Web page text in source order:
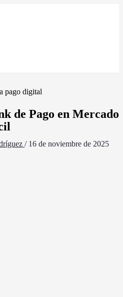
de Pago en Mercado
/ 16 de noviembre de 2025